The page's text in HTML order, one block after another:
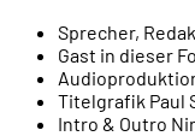
00:31:20 -
Sprecher,
Gast in dieser
Titelgrafik Paul
Intro & Outro